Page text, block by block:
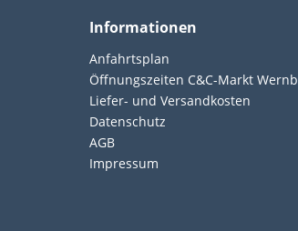
Informationen
Anfahrtsplan
Öffnungszeiten C&C-Markt
Liefer- und Versandkosten
Datenschutz
AGB
Impressum